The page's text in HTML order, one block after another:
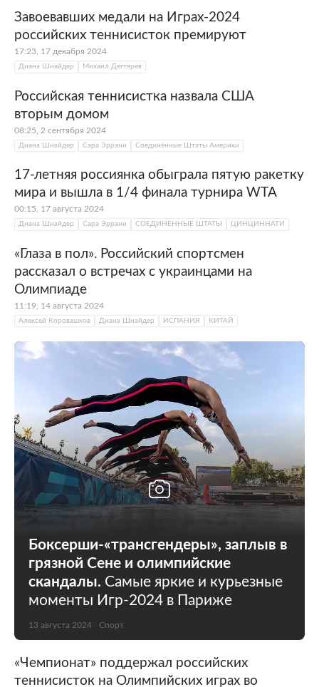
Завоевавших медали на Играх-2024
российских теннисисток премируют
17:23, 17 декабря 2024
Диана Шнайдер Михаил Дегтярев
Российская теннисистка назвала США
вторым домом
08:25, 2 сентября 2024
Диана Шнайдер Сара Эррани Соединённые Штаты Америки
17-летняя россиянка обыграла пятую ракетку
мира и вышла в 1/4 финала турнира WTA
00:15, 17 августа 2024
Диана Шнайдер Сара Эррани СОЕДИНЕННЫЕ ШТАТЫ ЦИНЦИННАТИ
«Глаза в пол». Российский спортсмен
рассказал о встречах с украинцами на
Олимпиаде
11:19, 14 августа 2024
Алексей Коровашков Диана Шнайдер ИСПАНИЯ КИТАЙ
Боксерши-«трансгендеры», заплыв в
грязной Сене и олимпийские
скандалы. Самые яркие и курьезные
моменты Игр-2024 в Париже
13 августа 2024 Спорт
«Чемпионат» поддержал российских
теннисисток на Олимпийских играх во